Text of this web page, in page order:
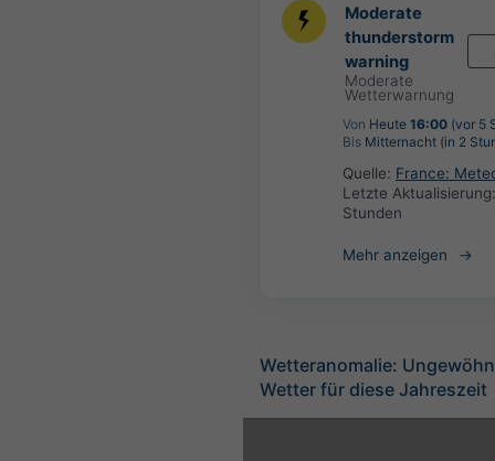
Moderate
thunderstorm
warning
Moderate
Wetterwarnung
Von Heute 16:00 (vor 5
Bis Mitternacht (in 2
Quelle: France:
Letzte
Stunden
Mehr anzeigen
Wetteranomalie:
Wetter für diese Jahreszeit